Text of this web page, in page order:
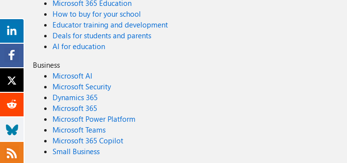
Microsoft 365 Education
How to buy for your school
Educator training and development
Deals for students and parents
AI for education
Business
Microsoft AI
Microsoft Security
Dynamics 365
Microsoft 365
Microsoft Power Platform
Microsoft Teams
Microsoft 365 Copilot
Small Business